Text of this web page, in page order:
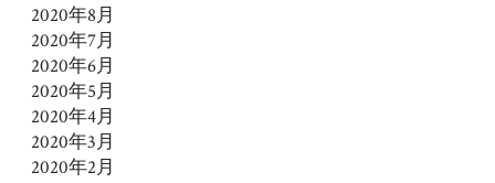
2020年8月
2020年7月
2020年6月
2020年5月
2020年4月
2020年3月
2020年2月